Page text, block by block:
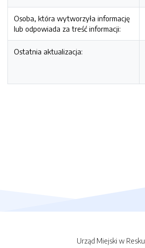
Osoba, która wytworzyła informację
lub odpowiada za treść informacji:
Ostatnia aktualizacja:
Urząd Miejski w Resku